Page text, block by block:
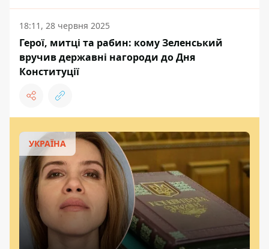
18:11, 28 червня 2025
Герої, митці та рабин: кому Зеленський
вручив державні нагороди до Дня
Конституції
УКРАЇНА